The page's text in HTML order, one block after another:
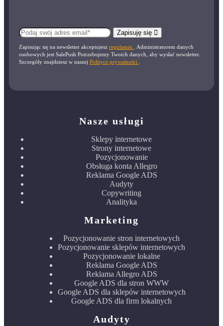
Zapisuję się
Zapisując się na newsletter akceptujesz regulamin . Administratorem danych
osobowych jest SalePush Potrzebujemy Twoich danych, aby wysłać newsletter.
Szczegóły znajdziesz w naszej Polityce prywatności .
Nasze usługi
Sklepy internetowe
Strony internetowe
Pozycjonowanie
Obsługa konta Allegro
Reklama Google ADS
Audyty
Copywriting
Analityka
Marketing
Pozycjonowanie stron internetowych
Pozycjonowanie sklepów internetowych
Pozycjonowanie lokalne
Reklama Google ADS
Reklama Allegro ADS
Google ADS dla stron WWW
Google ADS dla sklepów internetowych
Google ADS dla firm lokalnych
Audyty